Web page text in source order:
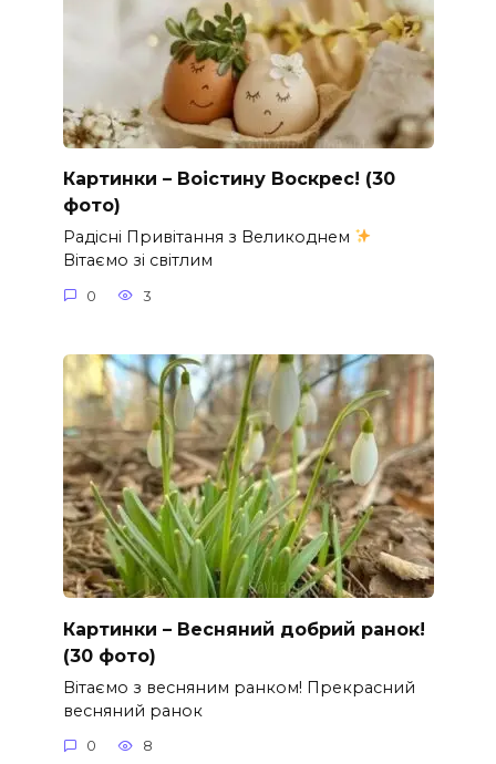
Картинки – Воістину Воскрес! (30
фото)
Радісні Привітання з Великоднем
Вітаємо зі світлим
0 3
Картинки – Весняний добрий ранок!
(30 фото)
Вітаємо з весняним ранком! Прекрасний
весняний ранок
0 8